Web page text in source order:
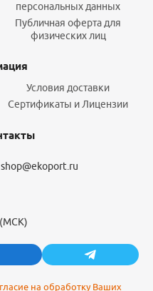
персональных данных
Публичная оферта для
физических лиц
Условия доставки
Сертификаты и Лицензии
shop@ekoport.ru
(МСК)
на обработку Ваших